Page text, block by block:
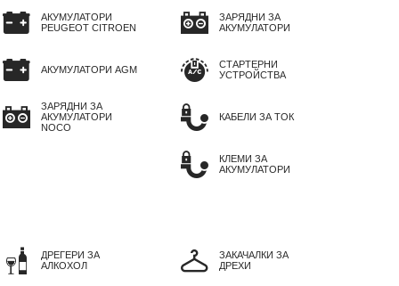
АКУМУЛАТОРИ
PEUGEOT CITROEN
АКУМУЛАТОРИ AGM
ЗАРЯДНИ ЗА
АКУМУЛАТОРИ
NOCO
ЗАРЯДНИ ЗА
АКУМУЛАТОРИ
СТАРТЕРНИ
УСТРОЙСТВА
КАБЕЛИ ЗА ТОК
КЛЕМИ ЗА
АКУМУЛАТОРИ
ДРЕГЕРИ ЗА
АЛКОХОЛ
ЗАКАЧАЛКИ ЗА
ДРЕХИ